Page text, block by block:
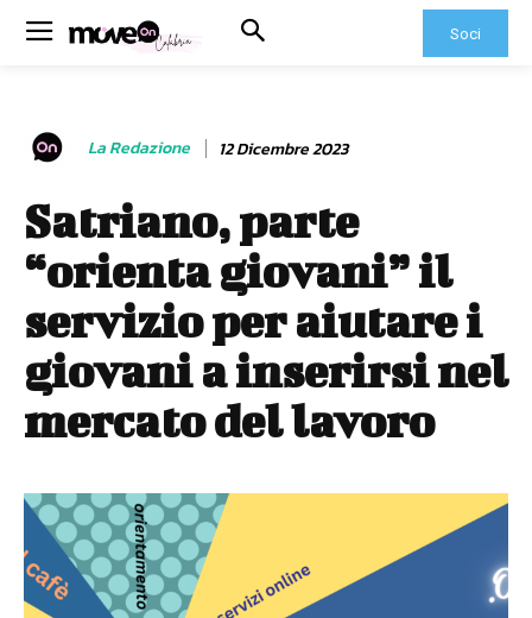
Soci
La Redazione 12 Dicembre 2023
Satriano, parte
“orienta giovani” il
servizio per aiutare i
giovani a inserirsi nel
mercato del lavoro